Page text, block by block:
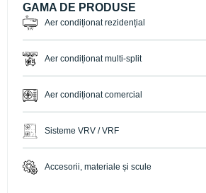
GAMA DE PRODUSE
Aer condiționat rezidențial
Aer condiționat multi-split
Aer condiționat comercial
Sisteme VRV / VRF
Accesorii, materiale și scule